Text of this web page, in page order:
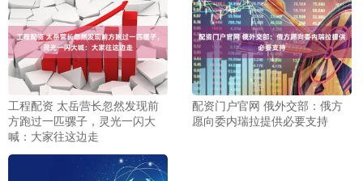
工程配资 太岳营长忽然发现前
方跑过一匹骡子，灵光一闪大
喊：大家往这边走
配资门户官网 俄外交部：俄方
愿向委内瑞拉提供必要支持